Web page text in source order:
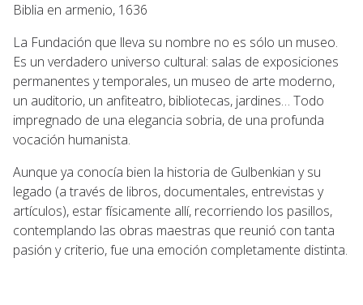
Biblia en armenio, 1636
La Fundación que lleva su nombre no es sólo un museo.
Es un verdadero universo cultural: salas de exposiciones
permanentes y temporales, un museo de arte moderno,
un auditorio, un anfiteatro, bibliotecas, jardines… Todo
impregnado de una elegancia sobria, de una profunda
vocación humanista.
Aunque ya conocía bien la historia de Gulbenkian y su
legado (a través de libros, documentales, entrevistas y
artículos), estar físicamente allí, recorriendo los pasillos,
contemplando las obras maestras que reunió con tanta
pasión y criterio, fue una emoción completamente distinta.